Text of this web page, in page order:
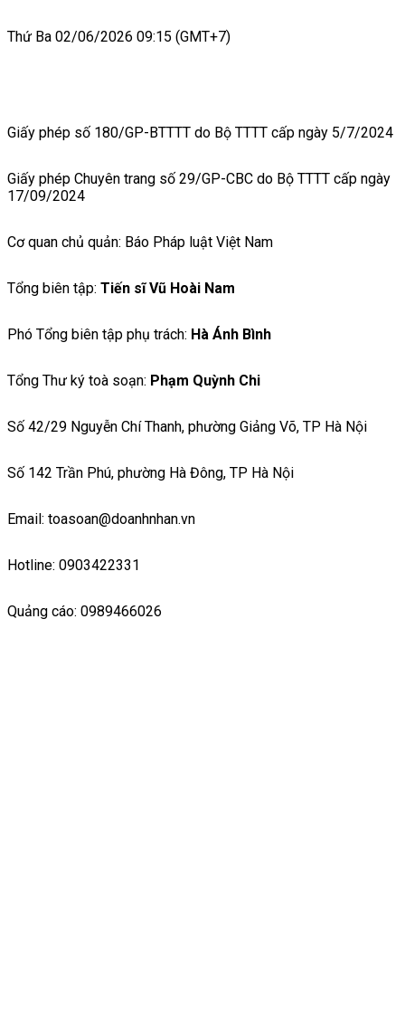
Thứ Ba 02/06/2026 09:15 (GMT+7)
Giấy phép số 180/GP-BTTTT do Bộ TTTT cấp ngày 5/7/2024
Giấy phép Chuyên trang số 29/GP-CBC do Bộ TTTT cấp ngày
17/09/2024
Cơ quan chủ quản: Báo Pháp luật Việt Nam
Tổng biên tập: Tiến sĩ Vũ Hoài Nam
Phó Tổng biên tập phụ trách: Hà Ánh Bình
Tổng Thư ký toà soạn: Phạm Quỳnh Chi
Số 42/29 Nguyễn Chí Thanh, phường Giảng Võ, TP Hà Nội
Số 142 Trần Phú, phường Hà Đông, TP Hà Nội
Email: toasoan@doanhnhan.vn
Hotline: 0903422331
Quảng cáo: 0989466026